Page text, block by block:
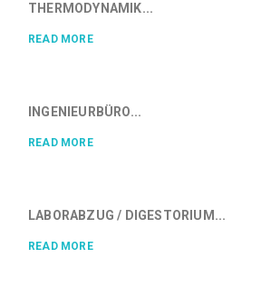
THERMODYNAMIK...
READ MORE
INGENIEURBÜRO...
READ MORE
LABORABZUG / DIGESTORIUM...
READ MORE